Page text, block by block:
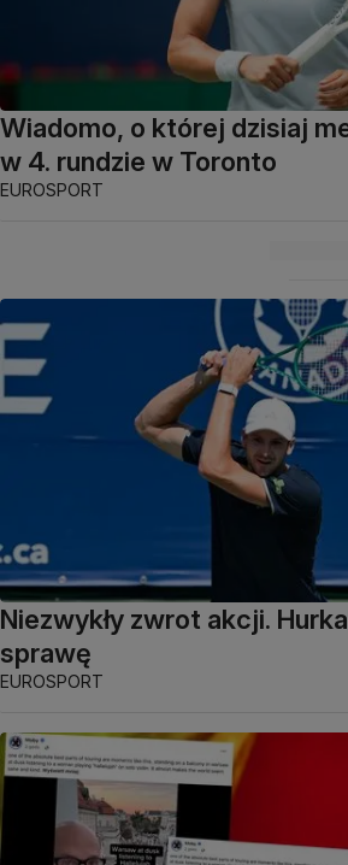
Wiadomo, o której dzisiaj
w 4. rundzie w Toronto
EUROSPORT
Niezwykły zwrot akcji.
sprawę
EUROSPORT